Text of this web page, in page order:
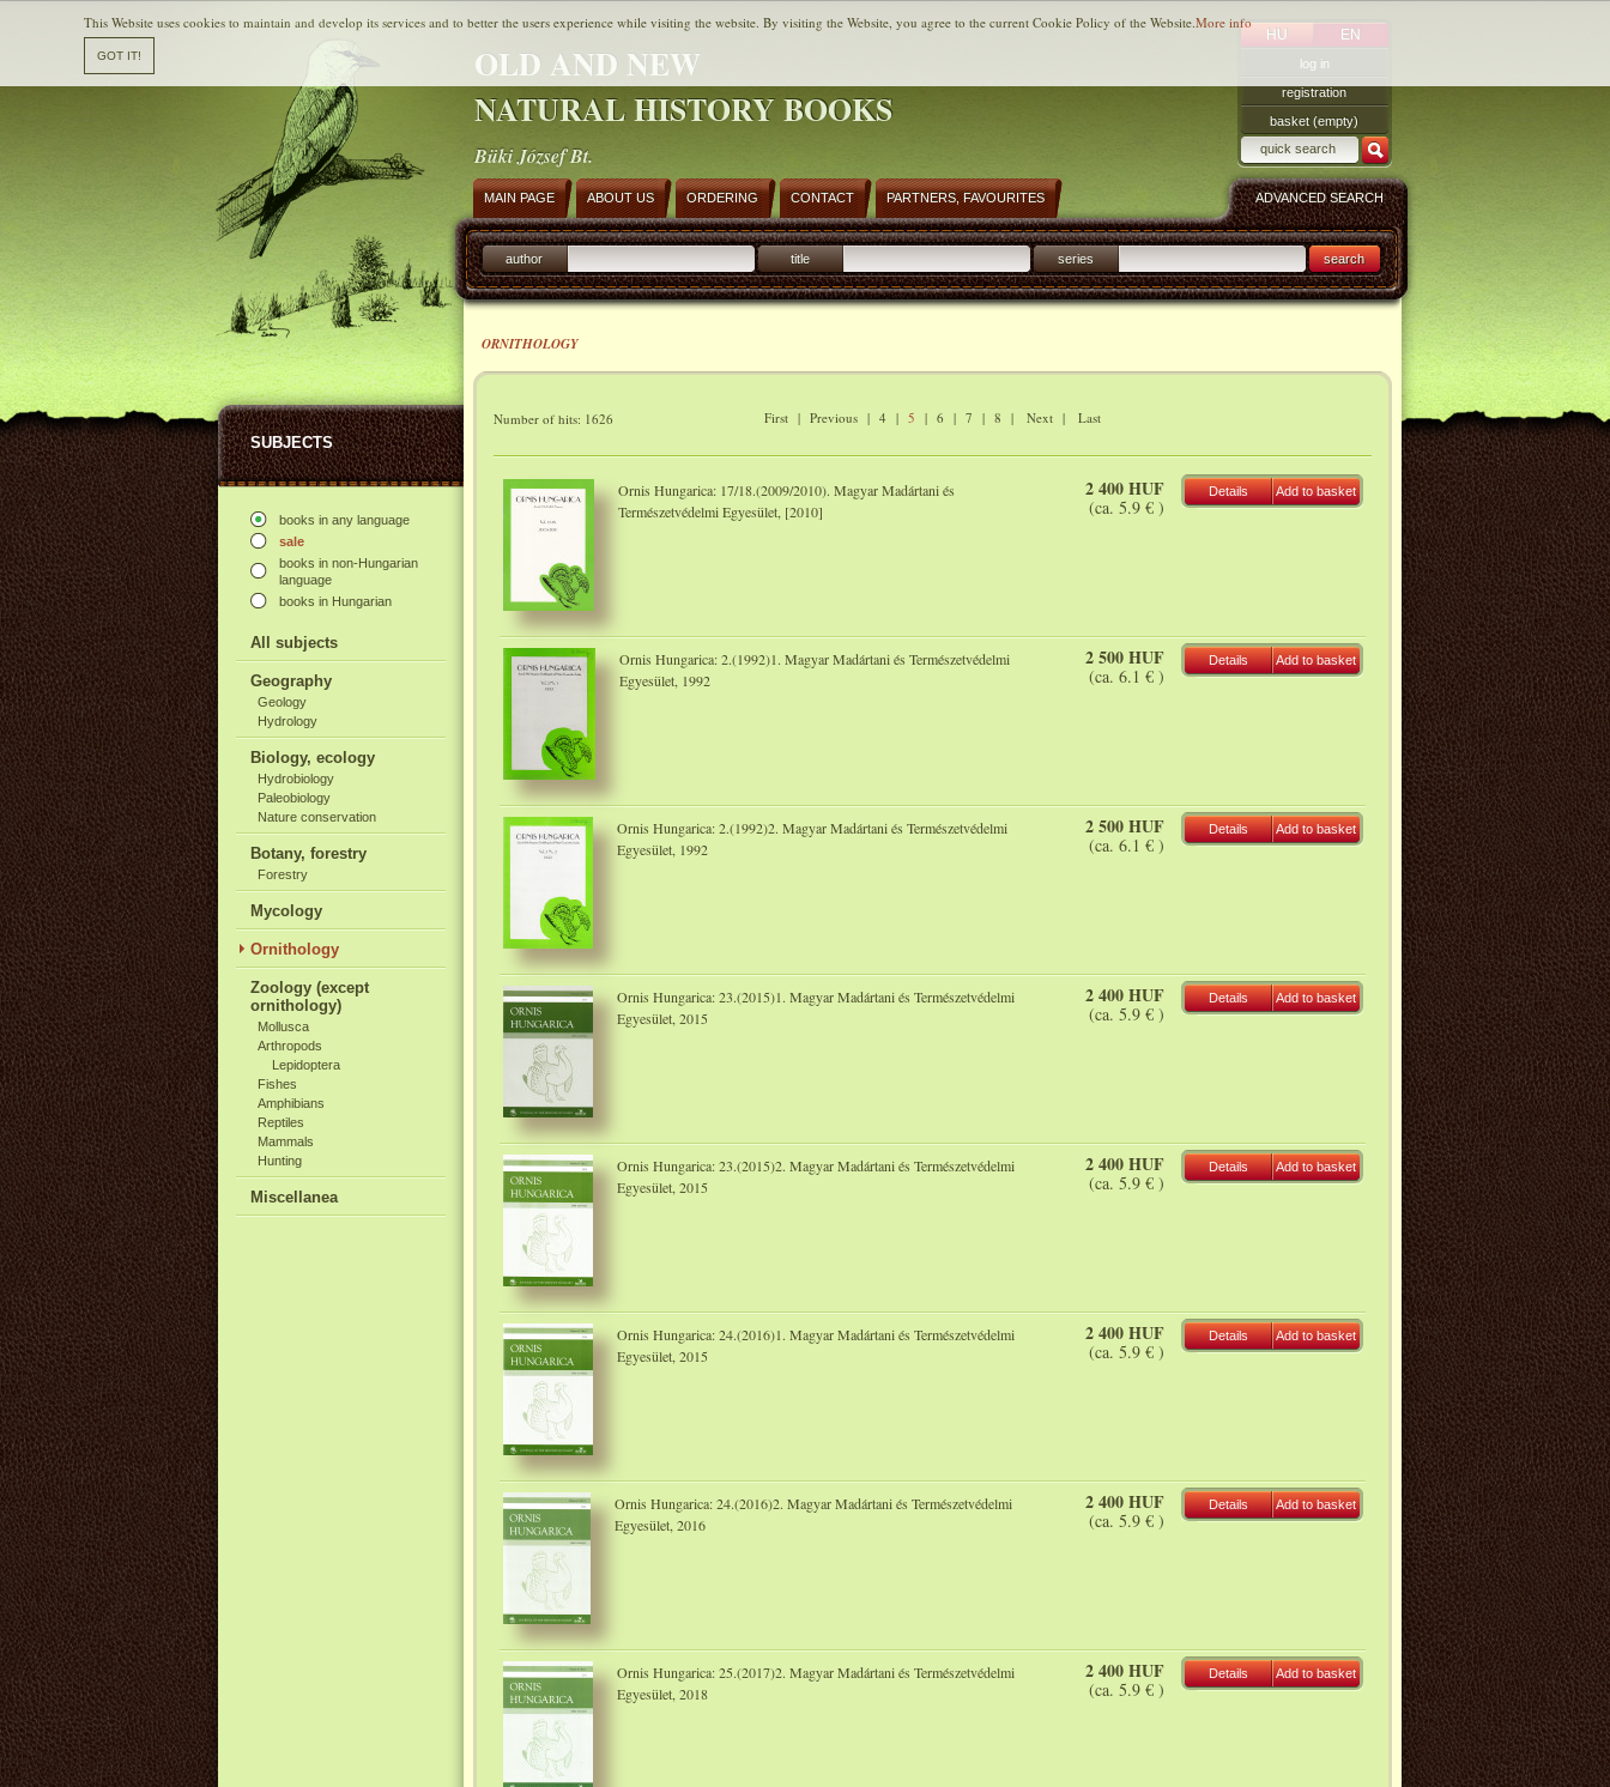
OLD AND NEW
NATURAL HISTORY BOOKS
Büki József Bt.
HU EN
log in
registration
basket (empty)
SUBJECTS
books in any language
sale
books in non-Hungarian
language
books in Hungarian
All subjects
Geography
Geology
Hydrology
Biology, ecology
Hydrobiology
Paleobiology
Nature conservation
Botany, forestry
Forestry
Mycology
Ornithology
Zoology (except
ornithology)
Mollusca
Arthropods
Lepidoptera
Fishes
Amphibians
Reptiles
Mammals
Hunting
Miscellanea
MAIN PAGE ABOUT US ORDERING CONTACT PARTNERS, FAVOURITES ADVANCED SEARCH
author title series search
ORNITHOLOGY
First| Previous| 4 | 5 | 6 | 7 | 8 | Next| Last
Number of hits: 1626
Ornis Hungarica: 17/18.(2009/2010). Magyar Madártani és
Természetvédelmi Egyesület, [2010]
2 400 HUF
(ca. 5.9 € )
Details Add to basket
Ornis Hungarica: 2.(1992)1. Magyar Madártani és Természetvédelmi
Egyesület, 1992
2 500 HUF
(ca. 6.1 € )
Details Add to basket
Ornis Hungarica: 2.(1992)2. Magyar Madártani és Természetvédelmi
Egyesület, 1992
2 500 HUF
(ca. 6.1 € )
Details Add to basket
Ornis Hungarica: 23.(2015)1. Magyar Madártani és Természetvédelmi
Egyesület, 2015
2 400 HUF
(ca. 5.9 € )
Details Add to basket
Ornis Hungarica: 23.(2015)2. Magyar Madártani és Természetvédelmi
Egyesület, 2015
2 400 HUF
(ca. 5.9 € )
Details Add to basket
Ornis Hungarica: 24.(2016)1. Magyar Madártani és Természetvédelmi
Egyesület, 2015
2 400 HUF
(ca. 5.9 € )
Details Add to basket
Ornis Hungarica: 24.(2016)2. Magyar Madártani és Természetvédelmi
Egyesület, 2016
2 400 HUF
(ca. 5.9 € )
Details Add to basket
Ornis Hungarica: 25.(2017)2. Magyar Madártani és Természetvédelmi
Egyesület, 2018
2 400 HUF
(ca. 5.9 € )
Details Add to basket
This Website uses cookies to maintain and develop its services and to better the users experience while visiting the website. By visiting the Website, you agree to the current Cookie Policy of the Website.More info